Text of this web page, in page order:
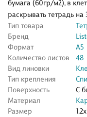
бумага (60гр/м2), в
раскрывать тетрадь на
Тип товара
Бренд
Формат
А5
Количество листов
48
Вид линовки
Тип крепления
Поверхность
С
Материал
Размер